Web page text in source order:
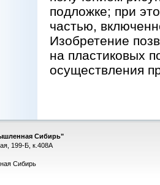
подложке; при
частью,
Изобретение
на пластиковых
осуществления
Сибирь"
199-Б, к.408А
Сибирь